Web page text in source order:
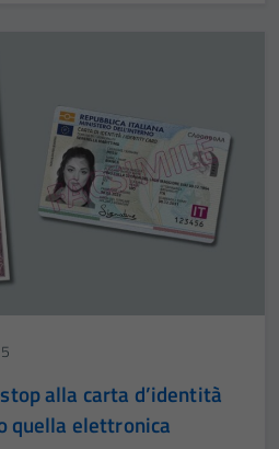
alla carta d’identità
quella elettronica